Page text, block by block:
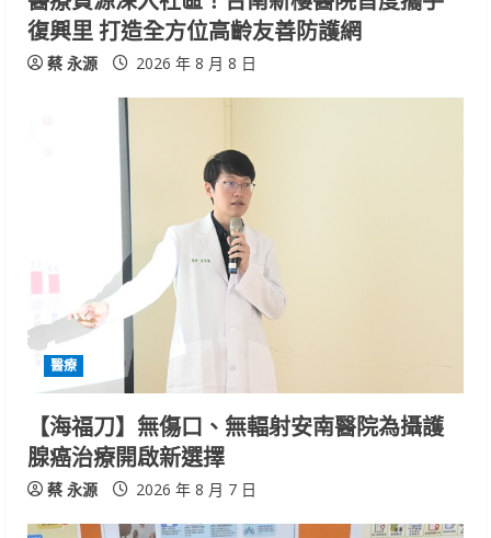
g
復興里 打造全方位高齡友善防護網
蔡 永源 2026 年 8 月 8 日
醫療
【海福刀】無傷口、無輻射安南醫院為攝護
腺癌治療開啟新選擇
蔡 永源 2026 年 8 月 7 日